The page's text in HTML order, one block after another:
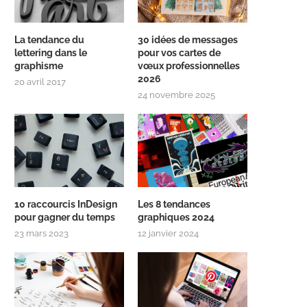
La tendance du
lettering dans le
graphisme
20 avril 2017
30 idées de messages
pour vos cartes de
vœux professionnelles
2026
24 novembre 2025
10 raccourcis InDesign
pour gagner du temps
23 mars 2023
Les 8 tendances
graphiques 2024
12 janvier 2024